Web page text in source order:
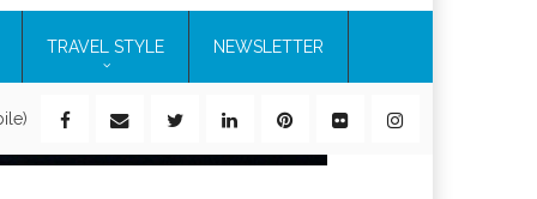
TRAVEL STYLE NEWSLETTER